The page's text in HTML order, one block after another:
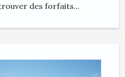
des forfaits...